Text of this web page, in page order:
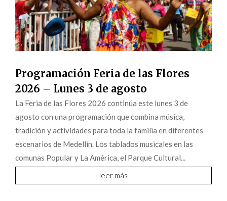
Programación Feria de las Flores
2026 – Lunes 3 de agosto
La Feria de las Flores 2026 continúa este lunes 3 de
agosto con una programación que combina música,
tradición y actividades para toda la familia en diferentes
escenarios de Medellín. Los tablados musicales en las
comunas Popular y La América, el Parque Cultural...
leer más